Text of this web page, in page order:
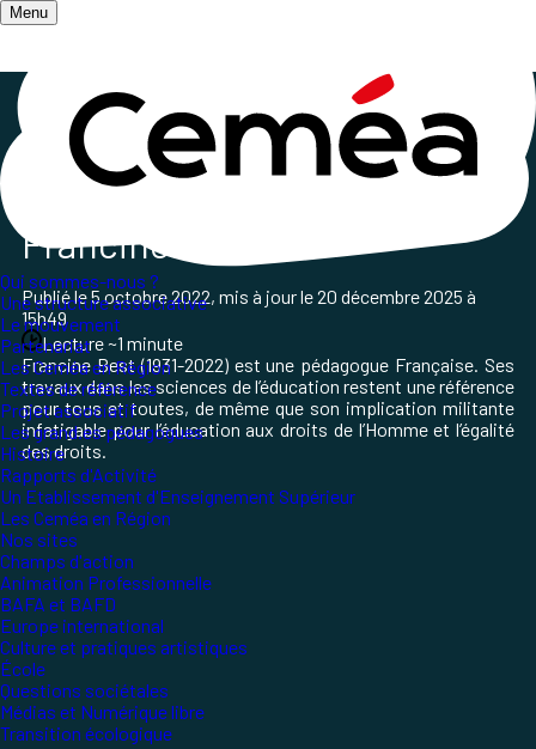
Menu
Qui sommes-nous ?
Une structure associative
Le mouvement
Partenariat
Les Ceméa en Région
Textes de référence
Projet associatif
Les grand.es pédagogues
Histoire
Rapports d'Activité
Un Etablissement d'Enseignement Supérieur
Les Ceméa en Région
Nos sites
Champs d'action
Animation Professionnelle
BAFA et BAFD
Europe international
Culture et pratiques artistiques
École
Questions sociétales
Médias et Numérique libre
Transition écologique
Accueil/
Qui sommes-nous ?
Les grands et grandes pédagogues
Les grand·es pédagogues
Francine Best
Publié le5 octobre 2022, mis à jour le20 décembre 2025 à
15h49
Lecture ~1 minute
Francine Best (1931-2022) est une pédagogue Française. Ses
travaux dans les sciences de l’éducation restent une référence
pour tous et toutes, de même que son implication militante
infatigable pour l’éducation aux droits de l’Homme et l’égalité
des droits.